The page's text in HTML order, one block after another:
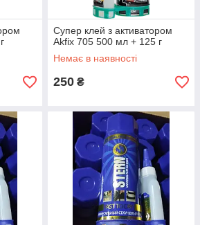
Супер клей з активатором
Akfix 705 500 мл + 125 г
Немає в наявності
250 ₴